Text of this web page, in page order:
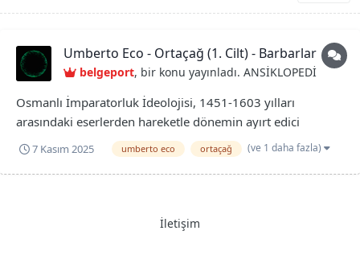
Umberto Eco - Ortaçağ (1. Cilt) - Barbarlar
belgeport, bir konu yayınladı. ANSİKLOPEDİ
Osmanlı İmparatorluk İdeolojisi, 1451-1603 yılları
arasındaki eserlerden hareketle dönemin ayırt edici
özelliklerini tespit etmeyi hedefleyerek edebiyat eserlerinin
sosyal bilimler alanındaki çalışmalarda dikkate alınmasının
önemine işaret ediyor. Klasik çağ, gerek telif gerek tercüme
7 Kasım 2025 umberto eco ortaçağ (ve 1 daha fazla)
İletişim